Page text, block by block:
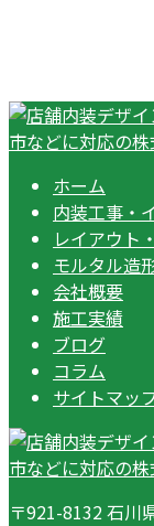
ホーム
内装工事・
レイアウト
モルタル造
会社概要
施工実績
ブログ
コラム
サイトマッ
〒921-8132 石川